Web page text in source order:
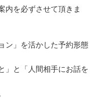
内を必ずさせて頂きま
ン」を活かした予約形態
」と「人間相手にお話を